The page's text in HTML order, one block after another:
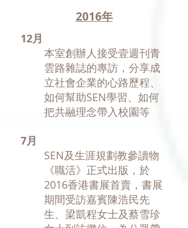
2016年
12月
​本室創辦人接受壹週刊青
雲路雜誌的專訪，分享成
立社會企業的心路歷程、
如何幫助SEN學習、如何
把共融理念帶入校園等
7月
SEN及生涯規劃教參讀物
《職活》正式出版，於
2016香港書展首賣，書展
期間受訪嘉賓陳浩民先
生、梁凱程女士及蔡雪珍